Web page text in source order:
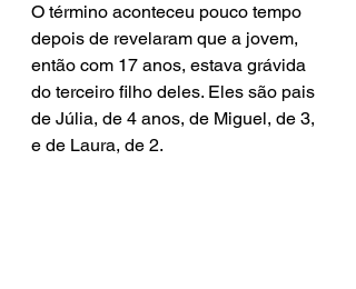
O término aconteceu pouco tempo
depois de revelaram que a jovem,
então com 17 anos, estava grávida
do terceiro filho deles. Eles são pais
de Júlia, de 4 anos, de Miguel, de 3,
e de Laura, de 2.